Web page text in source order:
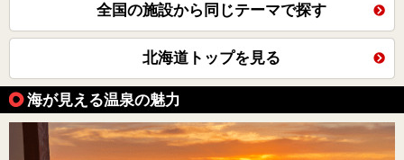
全国の施設から同じテーマで探す
北海道トップを見る
海が見える温泉の魅力